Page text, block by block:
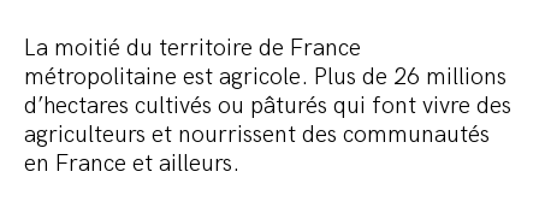
La moitié du territoire de France
métropolitaine est agricole. Plus de 26 millions
d’hectares cultivés ou pâturés qui font vivre des
agriculteurs et nourrissent des communautés
en France et ailleurs.